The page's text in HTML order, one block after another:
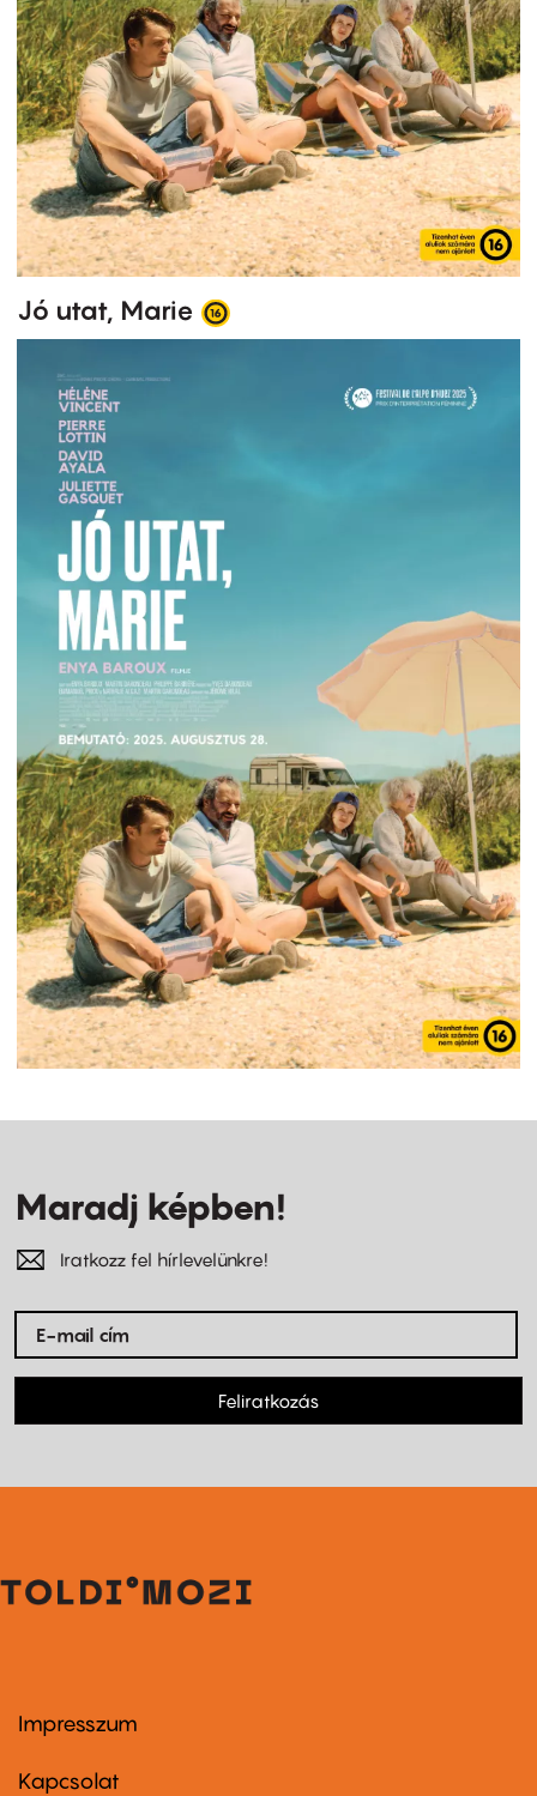
Jó utat, Marie
Maradj képben!
Iratkozz fel hírlevelünkre!
Feliratkozás
Footer
first
Impresszum
Kapcsolat